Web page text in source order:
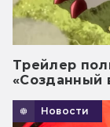
Трейлер
«Созданный
Новости